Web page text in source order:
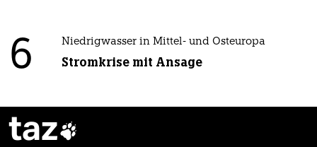
6 Niedrigwasser in Mittel- und Osteuropa
Stromkrise mit Ansage
taz